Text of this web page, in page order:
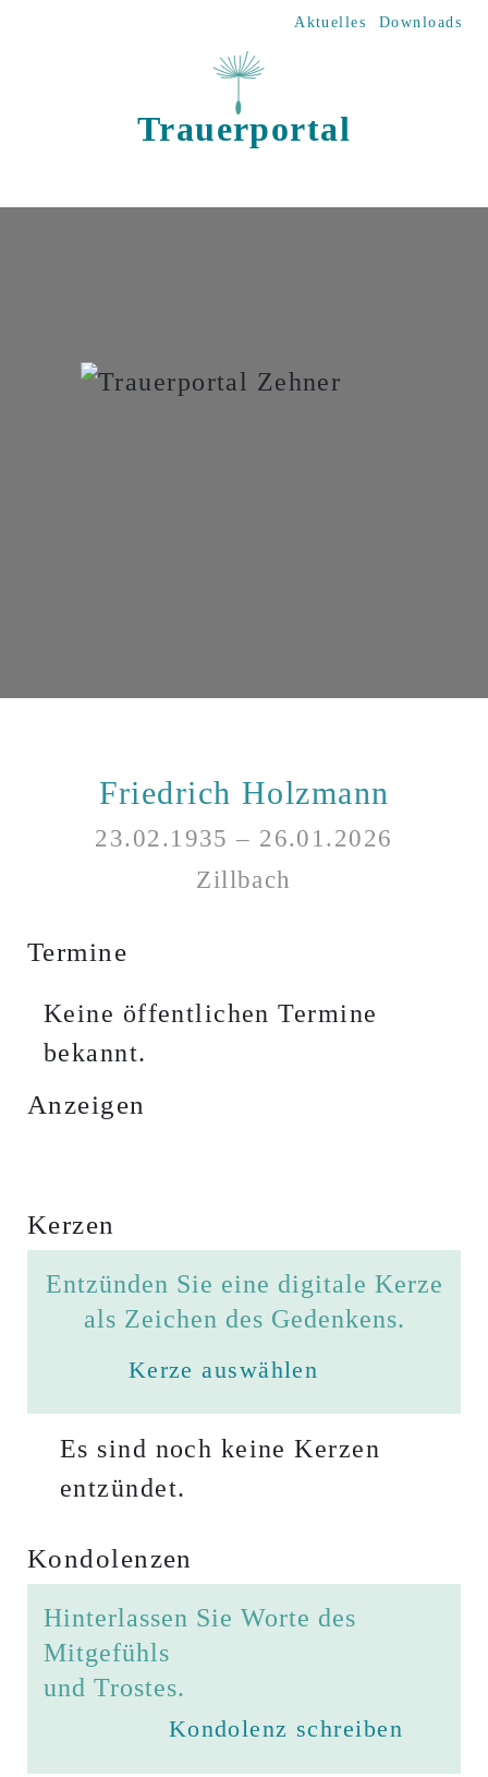
Aktuelles Downloads
Trauerportal
Friedrich Holzmann
23.02.1935 – 26.01.2026
Zillbach
Termine
Keine öffentlichen Termine
bekannt.
Anzeigen
Kerzen
Entzünden Sie eine digitale Kerze
als Zeichen des Gedenkens.
Kerze auswählen
Es sind noch keine Kerzen
entzündet.
Kondolenzen
Hinterlassen Sie Worte des
Mitgefühls
und Trostes.
Kondolenz schreiben